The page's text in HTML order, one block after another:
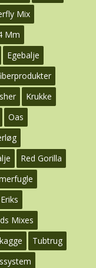
Mix
Mm
Egebalje
Krukke
Oas
Red Gorilla
Mixes
Tubtrug